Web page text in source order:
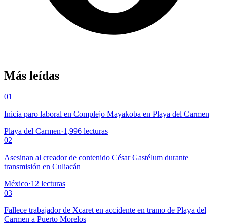
Más leídas
01
Inicia paro laboral en Complejo Mayakoba en Playa del Carmen
Playa del Carmen·1,996 lecturas
02
Asesinan al creador de contenido César Gastélum durante
transmisión en Culiacán
México·12 lecturas
03
Fallece trabajador de Xcaret en accidente en tramo de Playa del
Carmen a Puerto Morelos